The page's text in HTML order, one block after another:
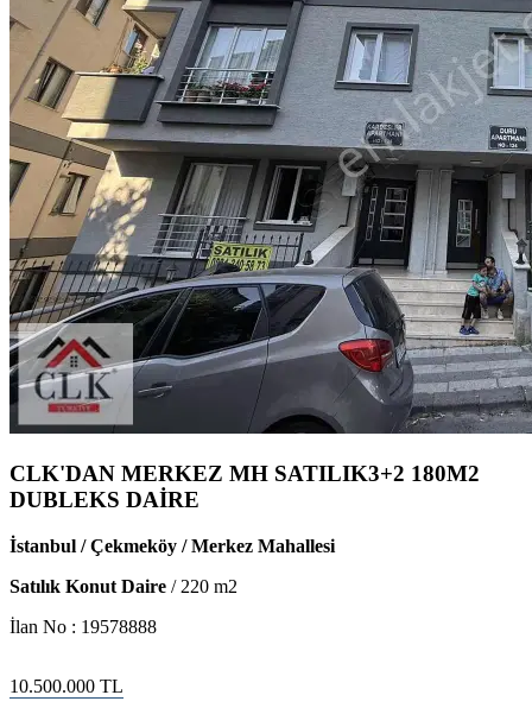
CLK'DAN MERKEZ MH SATILIK3+2 180M2
DUBLEKS DAİRE
İstanbul / Çekmeköy / Merkez Mahallesi
Satılık Konut Daire / 220 m2
İlan No : 19578888
10.500.000 TL